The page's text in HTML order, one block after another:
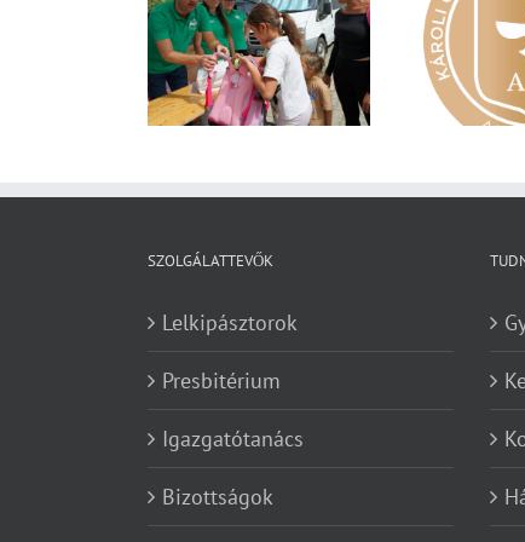
Nagy érdeklődés övezi a
Károli képzéseit
SZOLGÁLATTEVŐK
Lelkipásztorok
Presbitérium
Igazgatótanács
Bizottságok